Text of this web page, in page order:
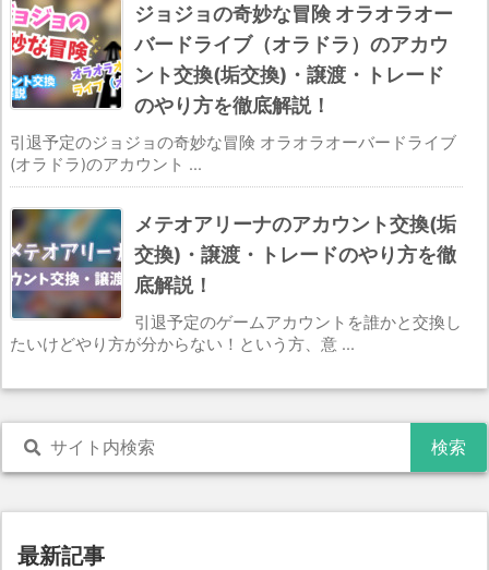
ジョジョの奇妙な冒険 オラオラオー
バードライブ（オラドラ）のアカウ
ント交換(垢交換)・譲渡・トレード
のやり方を徹底解説！
引退予定のジョジョの奇妙な冒険 オラオラオーバードライブ
(オラドラ)のアカウント ...
メテオアリーナのアカウント交換(垢
交換)・譲渡・トレードのやり方を徹
底解説！
引退予定のゲームアカウントを誰かと交換し
たいけどやり方が分からない！という方、意 ...
最新記事